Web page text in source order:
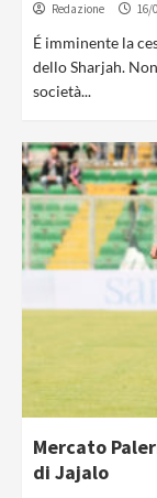
Redazione 16/
É imminente la
dello Sharjah.
società...
Mercato
di Jajalo